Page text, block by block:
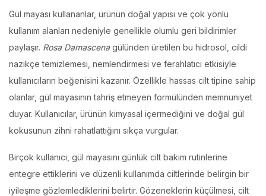
Gül mayası kullananlar, ürünün doğal yapısı ve çok yönlü
kullanım alanları nedeniyle genellikle olumlu geri bildirimler
paylaşır. Rosa Damascena gülünden üretilen bu hidrosol, cildi
nazikçe temizlemesi, nemlendirmesi ve ferahlatıcı etkisiyle
kullanıcıların beğenisini kazanır. Özellikle hassas cilt tipine sahip
olanlar, gül mayasının tahriş etmeyen formülünden memnuniyet
duyar. Kullanıcılar, ürünün kimyasal içermediğini ve doğal gül
kokusunun zihni rahatlattığını sıkça vurgular.
Birçok kullanıcı, gül mayasını günlük cilt bakım rutinlerine
entegre ettiklerini ve düzenli kullanımda ciltlerinde belirgin bir
iyileşme gözlemlediklerini belirtir. Gözeneklerin küçülmesi, cilt